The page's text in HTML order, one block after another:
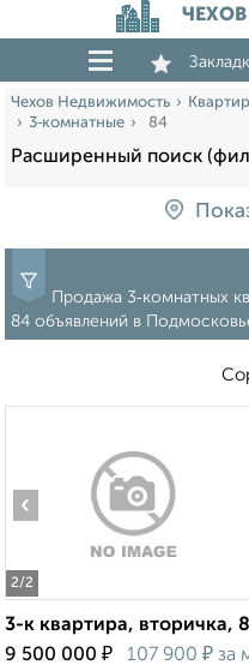
Чехов Недвижимость
3‑комнатные
84
Расширенный поиск
Продажа 3‑комнатных
84 объявлений в
2/2
‹
3-к квартира, вторичка,
9 500 000 ₽ 107 900 ₽ за